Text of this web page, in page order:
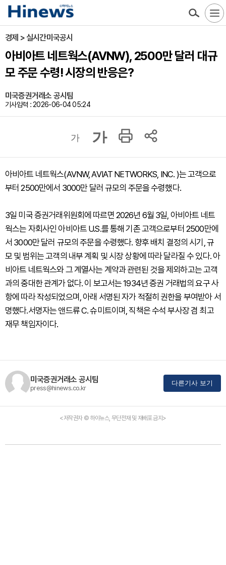
경제 > 실시간미국공시
아비아트 네트웍스(AVNW), 2500만 달러 대규
모 주문 수령! 시장의 반응은?
미국증권거래소 공시팀
기사입력 : 2026-06-04 05:24
가 가
아비아트 네트웍스(AVNW, AVIAT NETWORKS, INC. )는 고객으로
부터 2500만에서 3000만 달러 규모의 주문을 수령했다.
3일 미국 증권거래위원회에 따르면 2026년 6월 3일, 아비아트 네트
웍스는 자회사인 아비아트 U.S.를 통해 기존 고객으로부터 2500만에
서 3000만 달러 규모의 주문을 수령했다. 향후 배치 결정의 시기, 규
모 및 범위는 고객의 내부 계획 및 시장 상황에 따라 달라질 수 있다. 아
비아트 네트웍스와 그 계열사는 계약과 관련된 것을 제외하고는 고객
과의 중대한 관계가 없다. 이 보고서는 1934년 증권 거래법의 요구 사
항에 따라 작성되었으며, 아래 서명된 자가 적절히 권한을 부여받아 서
명했다.서명자는 앤드류 C. 슈미트이며, 직책은 수석 부사장 겸 최고
재무 책임자이다.
미국증권거래소 공시팀
press@hinews.co.kr
다른기사 보기
<저작권자 © 하이뉴스, 무단전재 및 재배포 금지>